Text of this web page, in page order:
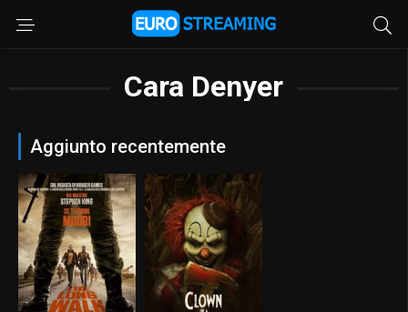
Cara Denyer
Aggiunto recentemente